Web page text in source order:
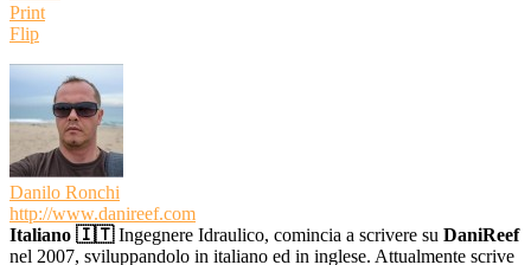
Print
Flip
Danilo Ronchi
http://www.danireef.com
Italiano 🇮🇹Ingegnere Idraulico, comincia a scrivere su DaniReef
nel 2007, sviluppandolo in italiano ed in inglese. Attualmente scrive